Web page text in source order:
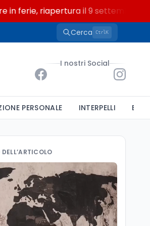
riapertura il 9 settembre tra
Cerca CtrlK
I nostri Social
PERSONALE INTERPELLI